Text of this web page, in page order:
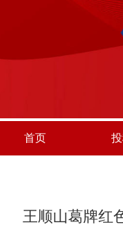
首页
王顺山葛牌红